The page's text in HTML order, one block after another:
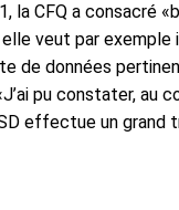
la CFQ a consacré
veut par
de données
pu constater, au
effectue un